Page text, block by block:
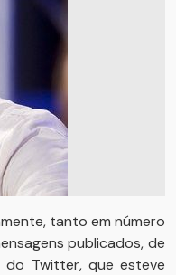
tanto em número
publicados, de
do Twitter, que esteve